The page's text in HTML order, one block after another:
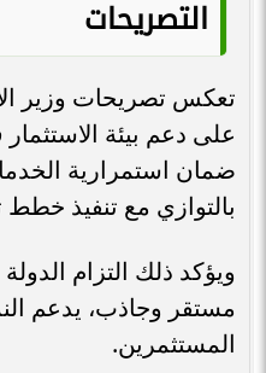
التصريحات
تعكس تصريحات وزير
على دعم بيئة
ضمان استمرارية
بالتوازي مع تنفيذ
ويؤكد ذلك التزام
مستقر وجاذب، يدعم
المستثمرين.